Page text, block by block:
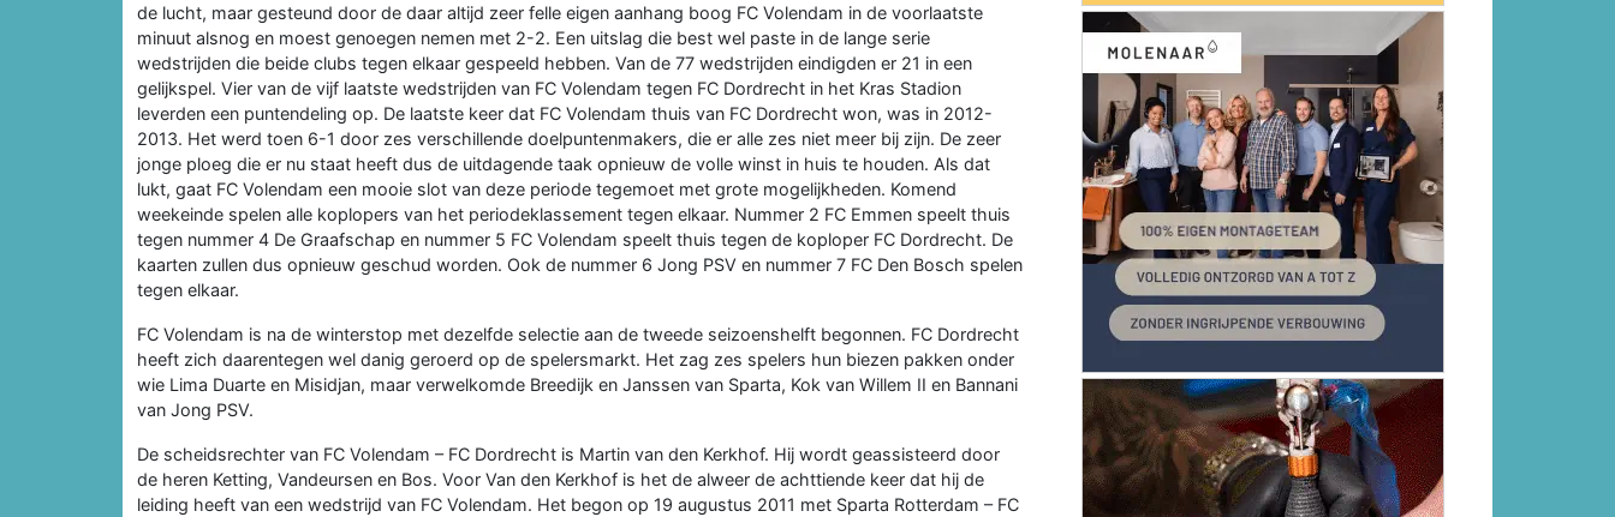
de lucht, maar gesteund door de daar altijd zeer felle eigen aanhang boog FC Volendam in de voorlaatste
minuut alsnog en moest genoegen nemen met 2-2. Een uitslag die best wel paste in de lange serie
wedstrijden die beide clubs tegen elkaar gespeeld hebben. Van de 77 wedstrijden eindigden er 21 in een
gelijkspel. Vier van de vijf laatste wedstrijden van FC Volendam tegen FC Dordrecht in het Kras Stadion
leverden een puntendeling op. De laatste keer dat FC Volendam thuis van FC Dordrecht won, was in 2012-
2013. Het werd toen 6-1 door zes verschillende doelpuntenmakers, die er alle zes niet meer bij zijn. De zeer
jonge ploeg die er nu staat heeft dus de uitdagende taak opnieuw de volle winst in huis te houden. Als dat
lukt, gaat FC Volendam een mooie slot van deze periode tegemoet met grote mogelijkheden. Komend
weekeinde spelen alle koplopers van het periodeklassement tegen elkaar. Nummer 2 FC Emmen speelt thuis
tegen nummer 4 De Graafschap en nummer 5 FC Volendam speelt thuis tegen de koploper FC Dordrecht. De
kaarten zullen dus opnieuw geschud worden. Ook de nummer 6 Jong PSV en nummer 7 FC Den Bosch spelen
tegen elkaar.
FC Volendam is na de winterstop met dezelfde selectie aan de tweede seizoenshelft begonnen. FC Dordrecht
heeft zich daarentegen wel danig geroerd op de spelersmarkt. Het zag zes spelers hun biezen pakken onder
wie Lima Duarte en Misidjan, maar verwelkomde Breedijk en Janssen van Sparta, Kok van Willem II en Bannani
van Jong PSV.
De scheidsrechter van FC Volendam – FC Dordrecht is Martin van den Kerkhof. Hij wordt geassisteerd door
de heren Ketting, Vandeursen en Bos. Voor Van den Kerkhof is het de alweer de achttiende keer dat hij de
leiding heeft van een wedstrijd van FC Volendam. Het begon op 19 augustus 2011 met Sparta Rotterdam – FC